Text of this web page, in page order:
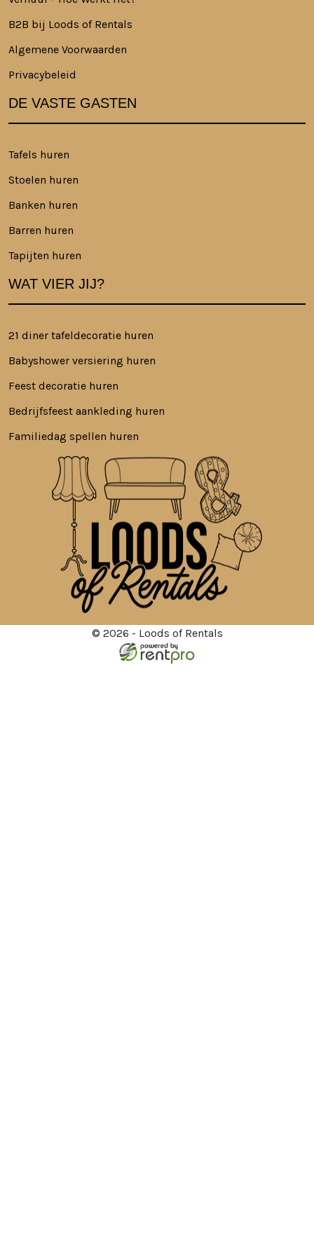
B2B bij Loods of Rentals
Algemene Voorwaarden
Privacybeleid
DE VASTE GASTEN
Tafels huren
Stoelen huren
Banken huren
Barren huren
Tapijten huren
WAT VIER JIJ?
21 diner tafeldecoratie huren
Babyshower versiering huren
Feest decoratie huren
Bedrijfsfeest aankleding huren
Familiedag spellen huren
© 2026 - Loods of Rentals